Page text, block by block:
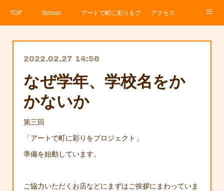
TOP School アートで町に彩りをプロジェクト
アクセス
2022.02.27 14:56
なぜ学年、学校名をか
かないか
第三回
「アートで町に彩りをプロジェクト」
準備を始動しています。
ご協力いただくお店などにまずはご挨拶にまわっていま